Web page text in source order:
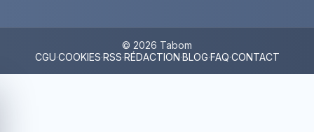
© 2026 Tabom
CGU·COOKIES·RSS·RÉDACTION·BLOG·FAQ·CONTACT